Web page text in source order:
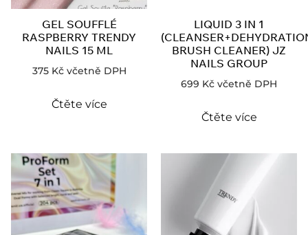
GEL SOUFFLÉ
RASPBERRY TRENDY
NAILS 15 ML
375 Kč včetně DPH
Čtěte více
LIQUID 3 IN 1
BRUSH CLEANER) JZ
NAILS GROUP
699 Kč včetně DPH
Čtěte více